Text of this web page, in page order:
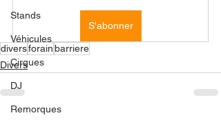
Stands
Véhicules
Cirques
DJ
Remorques
S'abonner
diversforainbarriere
Divers